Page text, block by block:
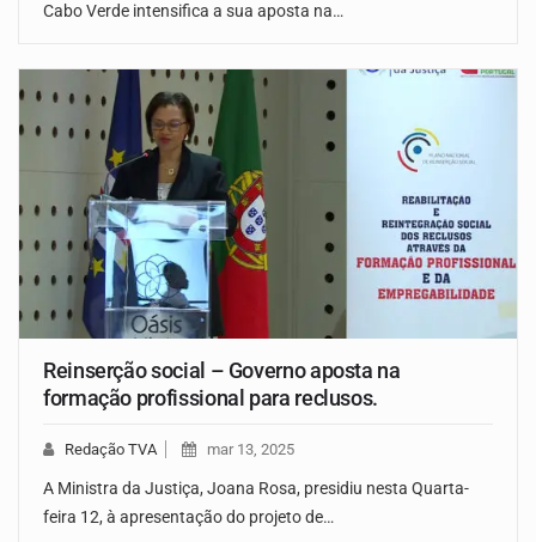
Cabo Verde intensifica a sua aposta na…
Reinserção social – Governo aposta na
formação profissional para reclusos.
Redação TVA mar 13, 2025
A Ministra da Justiça, Joana Rosa, presidiu nesta Quarta-
feira 12, à apresentação do projeto de…